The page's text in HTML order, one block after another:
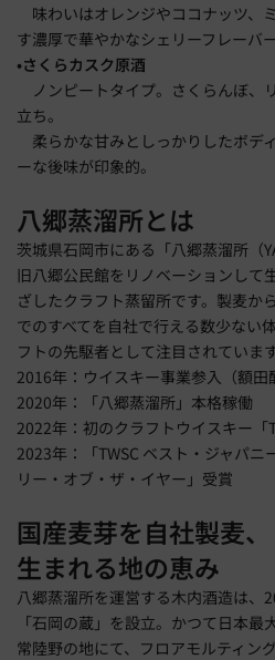
味わいはオレンジやココナッツ、
す濃厚で華やかなシェリーフレーバー
•さくらカスク原酒
ノンピートタイプ。さくらんぼ、
立ち。
柔らかな甘みとしっかりしたボデ
ーな後味が印象的。
八郷蒸溜所とは
茨城県石岡市にある「八郷蒸溜所（
旧八郷公民館をリノベーションして
ざしたクラフト蒸留所です。製麦か
でのすべてを自社で行える数少ない
フトの先駆者として注目されています
2016年：ウイスキー事業参入（額田
2020年：「八郷蒸溜所」本格稼働
2022年：初のクラフトウイスキー
2023年：「TWSC ベスト・ジャパニ
リー・オブ・ザ・イヤー」受賞
国産麦芽を自社製麦
生まれる地の恵み
八郷蒸溜所を運営する木内酒造は、
「石岡の蔵」を設立。かつて日本
常陸野の地にて、フロアモルティン